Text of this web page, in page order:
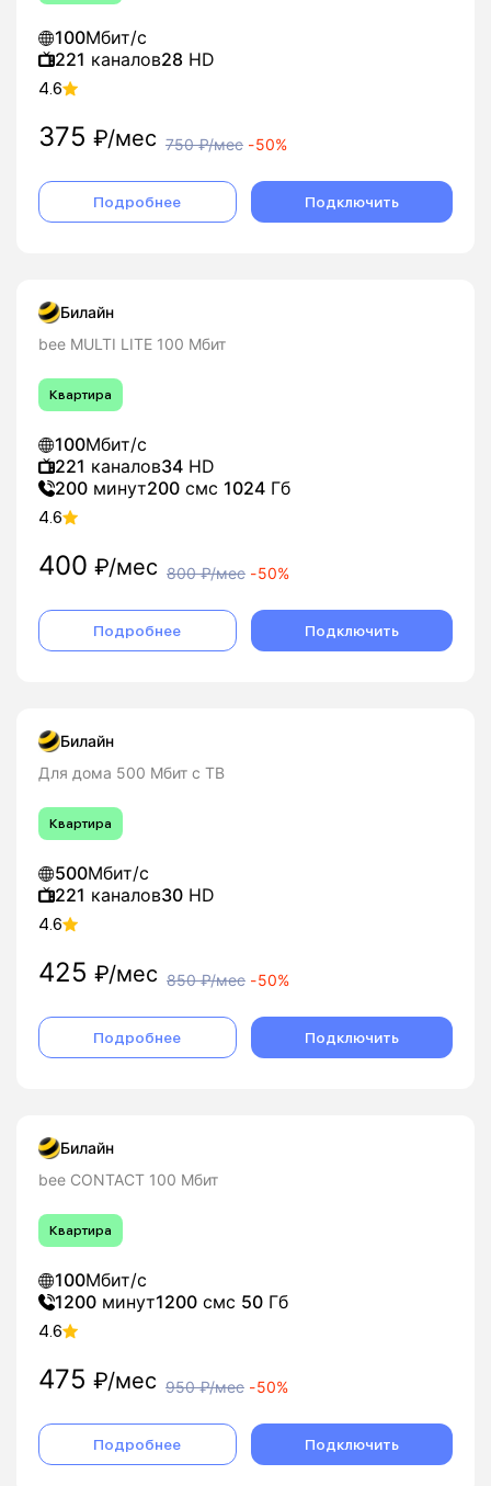
100Мбит/с
221 каналов28 HD
4.6
375 ₽/мес 750₽/мес -50%
Подробнее Подключить
Билайн
bee MULTI LITE 100 Мбит
Квартира
100Мбит/с
221 каналов34 HD
200 минут200 смс 1024 Гб
4.6
400 ₽/мес 800₽/мес -50%
Подробнее Подключить
Билайн
Для дома 500 Мбит с ТВ
Квартира
500Мбит/с
221 каналов30 HD
4.6
425 ₽/мес 850₽/мес -50%
Подробнее Подключить
Билайн
bee CONTACT 100 Мбит
Квартира
100Мбит/с
1200 минут1200 смс 50 Гб
4.6
475 ₽/мес 950₽/мес -50%
Подробнее Подключить